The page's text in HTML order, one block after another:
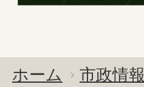
ホーム 市政情報